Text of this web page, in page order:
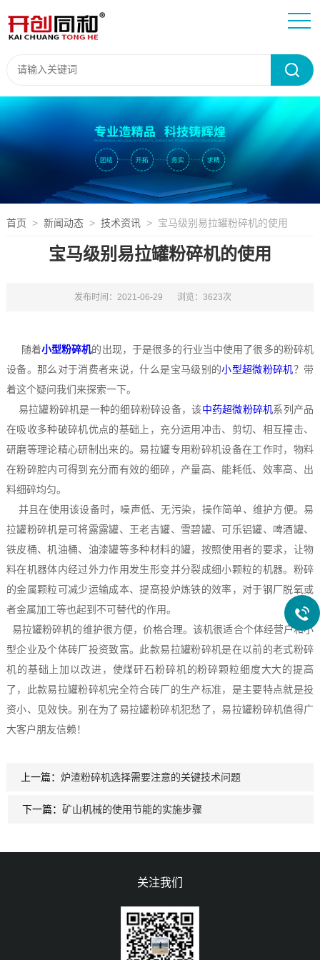
首页 > 新闻动态> 技术资讯 > 宝马级别易拉罐粉碎机的使用
宝马级别易拉罐粉碎机的使用
发布时间：2021-06-29 浏览：3623次
随着小型粉碎机的出现，于是很多的行业当中使用了很多的粉碎机
设备。那么对于消费者来说，什么是宝马级别的小型超微粉碎机？带
着这个疑问我们来探索一下。
易拉罐粉碎机是一种的细碎粉碎设备，该中药超微粉碎机系列产品
在吸收多种破碎机优点的基础上，充分运用冲击、剪切、相互撞击、
研磨等理论精心研制出来的。易拉罐专用粉碎机设备在工作时，物料
在粉碎腔内可得到充分而有效的细碎，产量高、能耗低、效率高、出
料细碎均匀。
并且在使用该设备时，噪声低、无污染，操作简单、维护方便。易
拉罐粉碎机是可将露露罐、王老吉罐、雪碧罐、可乐铝罐、啤酒罐、
铁皮桶、机油桶、油漆罐等多种材料的罐，按照使用者的要求，让物
料在机器体内经过外力作用发生形变并分裂成细小颗粒的机器。粉碎
的金属颗粒可减少运输成本、提高投炉炼铁的效率，对于钢厂脱氧或
者金属加工等也起到不可替代的作用。
易拉罐粉碎机的维护很方便，价格合理。该机很适合个体经营户和小
型企业及个体砖厂投资致富。此款易拉罐粉碎机是在以前的老式粉碎
机的基础上加以改进，使煤矸石粉碎机的粉碎颗粒细度大大的提高
了，此款易拉罐粉碎机完全符合砖厂的生产标准，是主要特点就是投
资小、见效快。别在为了易拉罐粉碎机犯愁了，易拉罐粉碎机值得广
大客户朋友信赖！
上一篇： 炉渣粉碎机选择需要注意的关键技术问题
下一篇： 矿山机械的使用节能的实施步骤
关注我们